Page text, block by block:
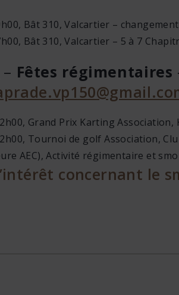
Bât 310, Valcartier –
Bât 310, Valcartier – 5 à 7
– Fêtes régimentaires
Grand Prix Karting Association,
Tournoi de golf Association,
AEC), Activité régimentaire et
concernant le